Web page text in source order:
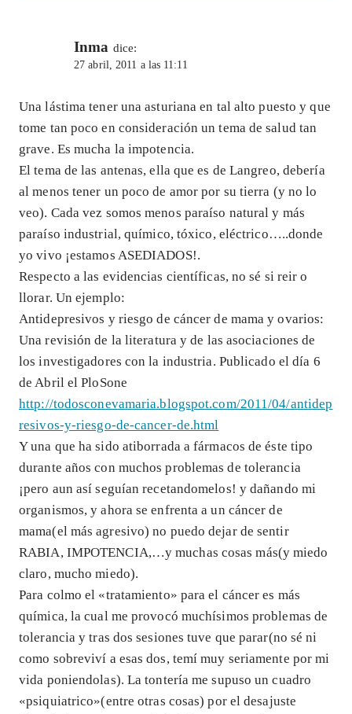
Inma dice:
27 abril, 2011 a las 11:11
Una lástima tener una asturiana en tal alto puesto y que
tome tan poco en consideración un tema de salud tan
grave. Es mucha la impotencia.
El tema de las antenas, ella que es de Langreo, debería
al menos tener un poco de amor por su tierra (y no lo
veo). Cada vez somos menos paraíso natural y más
paraíso industrial, químico, tóxico, eléctrico…..donde
yo vivo ¡estamos ASEDIADOS!.
Respecto a las evidencias científicas, no sé si reir o
llorar. Un ejemplo:
Antidepresivos y riesgo de cáncer de mama y ovarios:
Una revisión de la literatura y de las asociaciones de
los investigadores con la industria. Publicado el día 6
de Abril el PloSone
http://todosconevamaria.blogspot.com/2011/04/antidep
resivos-y-riesgo-de-cancer-de.html
Y una que ha sido atiborrada a fármacos de éste tipo
durante años con muchos problemas de tolerancia
¡pero aun así seguían recetandomelos! y dañando mi
organismos, y ahora se enfrenta a un cáncer de
mama(el más agresivo) no puedo dejar de sentir
RABIA, IMPOTENCIA,…y muchas cosas más(y miedo
claro, mucho miedo).
Para colmo el «tratamiento» para el cáncer es más
química, la cual me provocó muchísimos problemas de
tolerancia y tras dos sesiones tuve que parar(no sé ni
como sobreviví a esas dos, temí muy seriamente por mi
vida poniendolas). La tontería me supuso un cuadro
«psiquiatrico»(entre otras cosas) por el desajuste